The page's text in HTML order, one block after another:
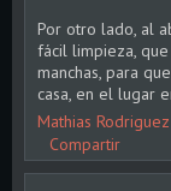
Por otro lado, al
fácil limpieza,
manchas, para
casa, en el lugar
Mathias Rodriguez
Compartir